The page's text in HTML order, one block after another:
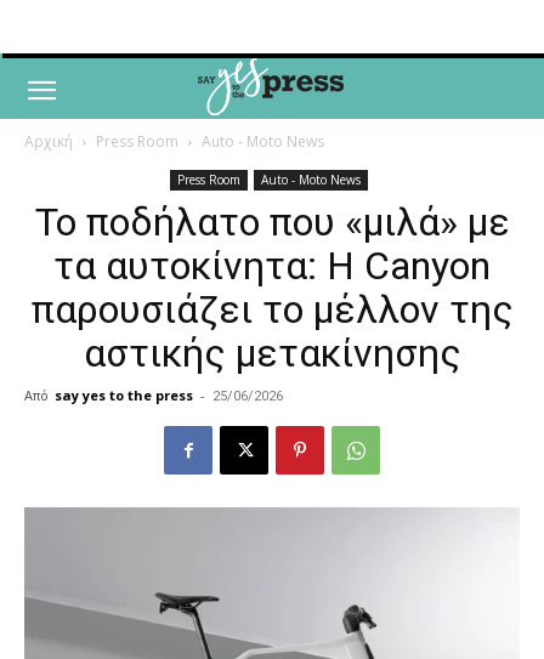
Αρχική Press Room Auto - Moto News
Press Room Auto - Moto News
Το ποδήλατο που «μιλά» με
τα αυτοκίνητα: Η Canyon
παρουσιάζει το μέλλον της
αστικής μετακίνησης
Από say yes to the press - 25/06/2026